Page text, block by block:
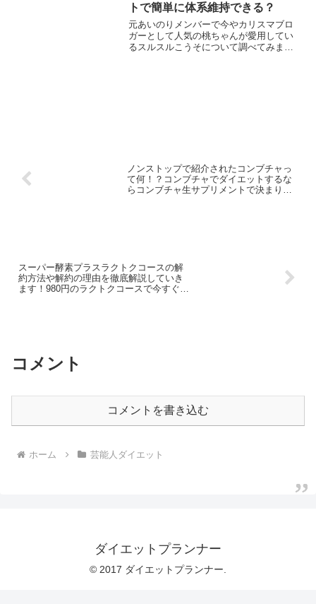
トで簡単に体系維持できる？
元あいのりメンバーで今やカリスマブロ
ガーとして人気の桃ちゃんが愛用してい
るスルスルこうそについて調べてみまし
ノンストップで紹介されたコンブチャっ
て何！？コンブチャでダイエットするな
らコンブチャ生サプリメントで決まり！
スーパー酵素プラスラクトクコースの解
約方法や解約の理由を徹底解説していき
ます！980円のラクトクコースで今すぐに
コメント
コメントを書き込む
ホーム 芸能人ダイエット
ダイエットプランナー
© 2017 ダイエットプランナー.